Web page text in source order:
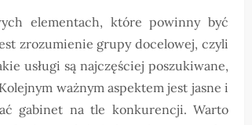
elementach, które powinny być
zrozumienie grupy docelowej, czyli
usługi są najczęściej poszukiwane,
ważnym aspektem jest jasne i
gabinet na tle konkurencji. Warto